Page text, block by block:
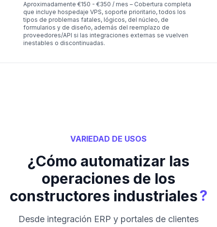
Aproximadamente €150 - €350 / mes – Cobertura completa
que incluye hospedaje VPS, soporte prioritario, todos los
tipos de problemas fatales, lógicos, del núcleo, de
formularios y de diseño, además del reemplazo de
proveedores/API si las integraciones externas se vuelven
inestables o discontinuadas.
VARIEDAD DE USOS
¿Cómo automatizar las
operaciones de los
constructores industriales?
Desde integración ERP y portales de clientes